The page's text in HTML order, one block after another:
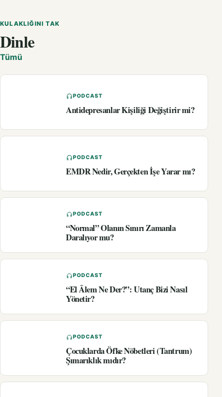
KULAKLIĞINI TAK
Dinle
Tümü
PODCAST
Antidepresanlar Kişiliği Değiştirir mi?
PODCAST
EMDR Nedir, Gerçekten İşe Yarar mı?
PODCAST
“Normal” Olanın Sınırı Zamanla
Daralıyor mu?
PODCAST
“El Âlem Ne Der?”: Utanç Bizi Nasıl
Yönetir?
PODCAST
Çocuklarda Öfke Nöbetleri (Tantrum)
Şımarıklık mıdır?